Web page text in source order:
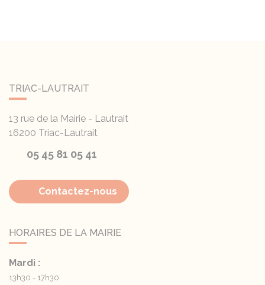
TRIAC-LAUTRAIT
13 rue de la Mairie - Lautrait
16200 Triac-Lautrait
05 45 81 05 41
Contactez-nous
HORAIRES DE LA MAIRIE
Mardi :
13h30 - 17h30